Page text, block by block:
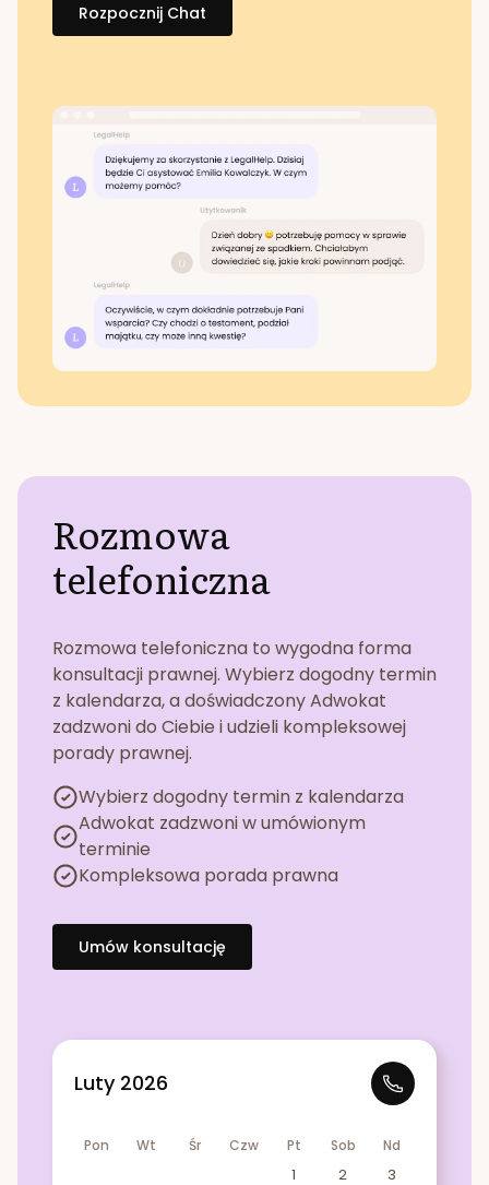
Rozpocznij Chat
Rozmowa
telefoniczna
Rozmowa telefoniczna to wygodna forma
konsultacji prawnej. Wybierz dogodny termin
z kalendarza, a doświadczony Adwokat
zadzwoni do Ciebie i udzieli kompleksowej
porady prawnej.
Wybierz dogodny termin z kalendarza
Adwokat zadzwoni w umówionym
terminie
Kompleksowa porada prawna
Umów konsultację
Luty 2026
Pon Wt Śr Czw Pt Sob Nd
1 2
3